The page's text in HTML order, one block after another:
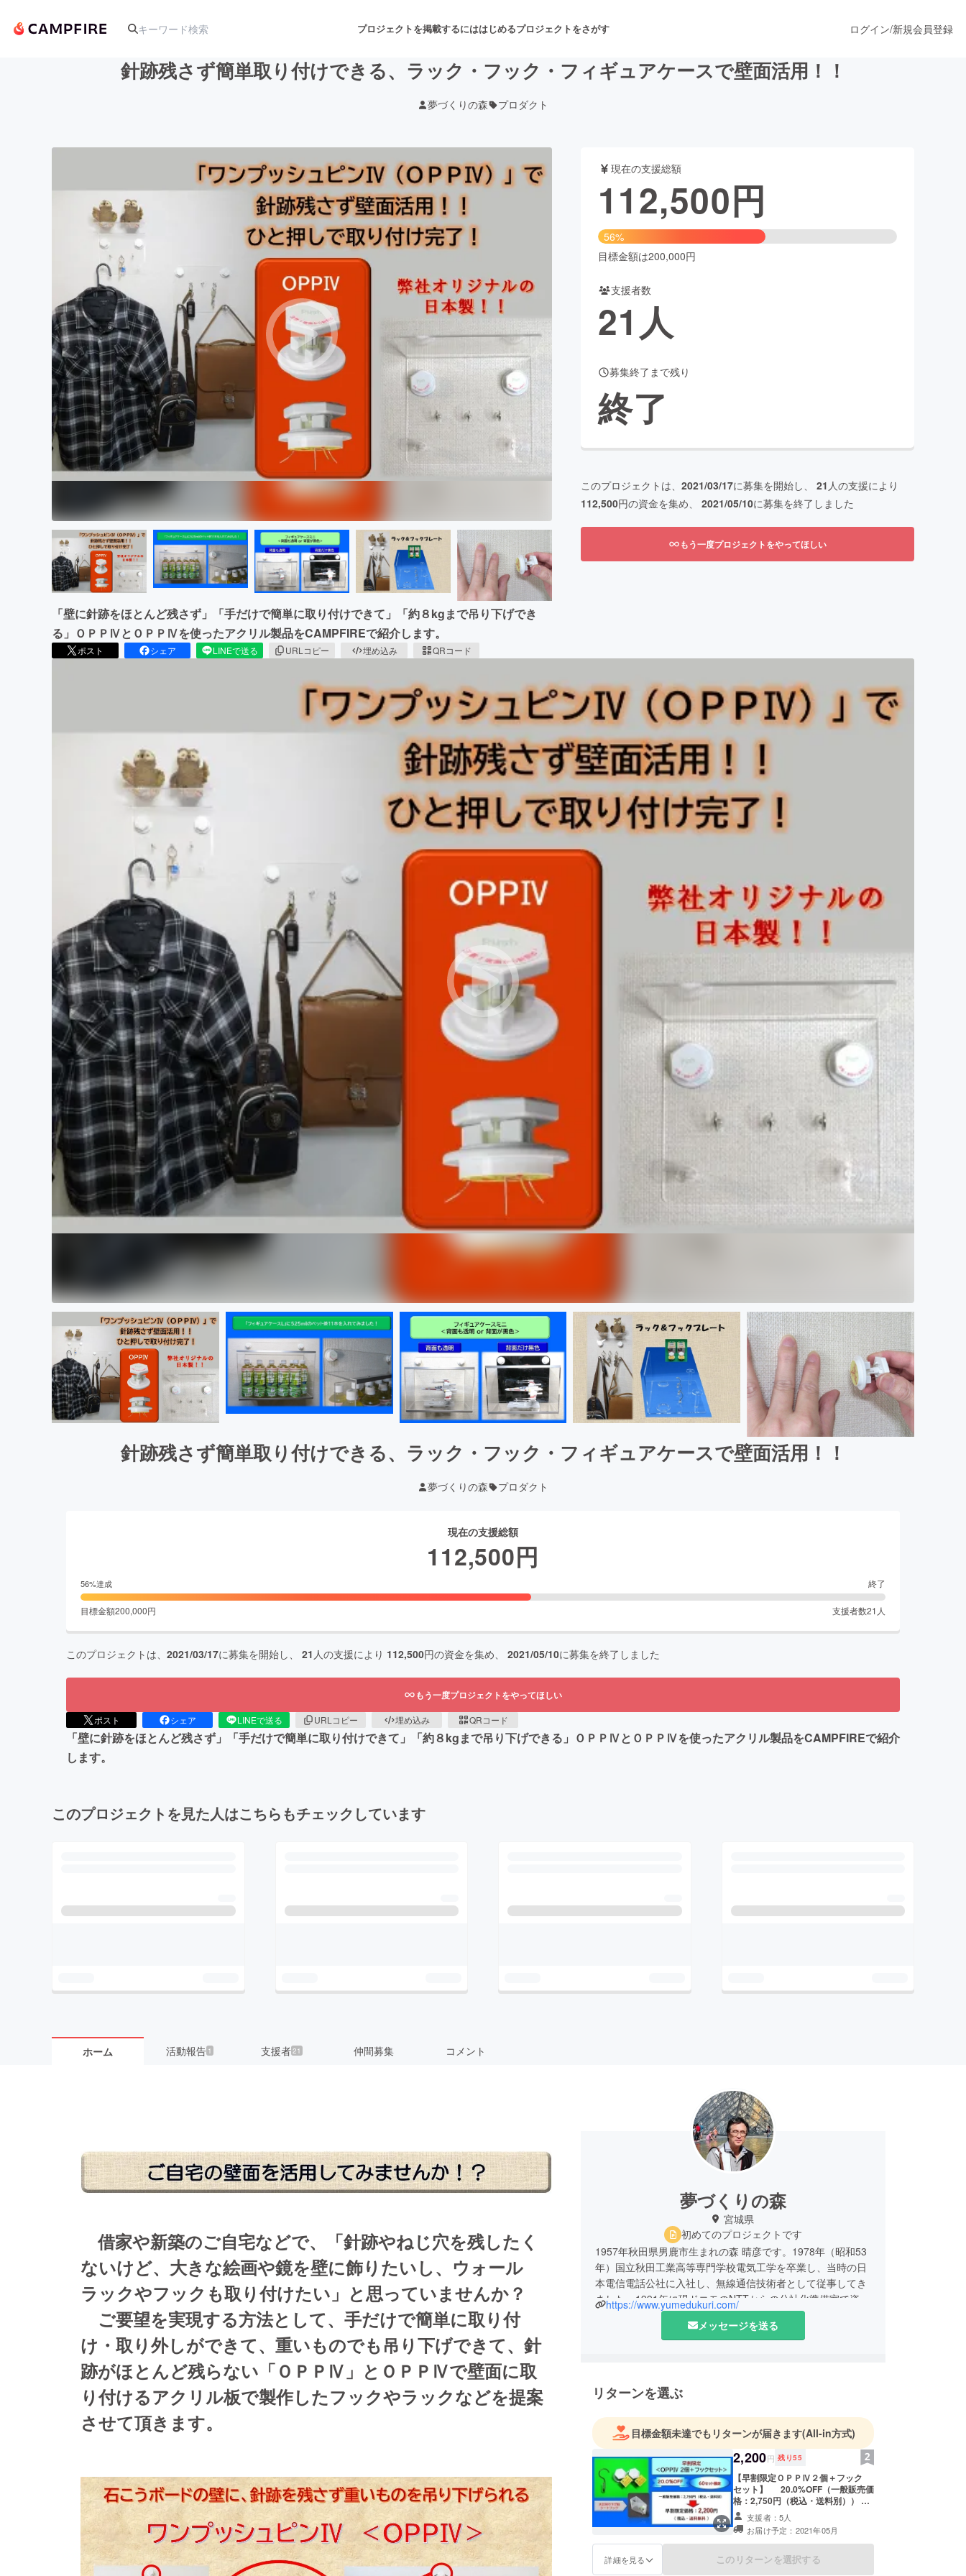
プロジェクトを掲載するにははじめるプロジェクトをさがす
アート・写真 音楽 舞台・パフォーマンス
テクノロジー・ガジェット ゲーム・サービス開発 ファッション
書籍・雑誌出版
ビジネス・起業 チャレンジ ビューティー・ヘルスケア
まちづくり・地域活性化
CAMPFIRE for Social GoodCAMPFIRE Creation
CAMPFIREふるさと納税
machi-ya コミュニティ
ログイン/新規会員登録
針跡残さず簡単取り付けできる、ラック・フック・フィギュアケースで壁面活用！！
夢づくりの森 プロダクト
「壁に針跡をほとんど残さず」「手だけで簡単に取り付けできて」「約８kgまで吊り下げでき
る」ＯＰＰⅣとＯＰＰⅣを使ったアクリル製品をCAMPFIREで紹介します。
ポスト シェア LINEで送る URLコピー 埋め込み QRコード
現在の支援総額
112,500円
56%
目標金額は200,000円
支援者数
21 人
募集終了まで残り
終了
このプロジェクトは、 2021/03/17に募集を開始し、 21 人の支援により
112,500円の資金を集め、 2021/05/10に募集を終了しました
もう一度プロジェクトをやってほしい
針跡残さず簡単取り付けできる、ラック・フック・フィギュアケースで壁面活用！！
夢づくりの森 プロダクト
現在の支援総額
112,500円
56%達成 終了
目標金額200,000円 支援者数21 人
このプロジェクトは、 2021/03/17に募集を開始し、 21 人の支援により 112,500円の資金を集め、 2021/05/10に募集を終了しました
もう一度プロジェクトをやってほしい
ポスト シェア LINEで送る URLコピー 埋め込み QRコード
「壁に針跡をほとんど残さず」「手だけで簡単に取り付けできて」「約８kgまで吊り下げできる」ＯＰＰⅣとＯＰＰⅣを使ったアクリル製品をCAMPFIREで紹介
します。
このプロジェクトを見た人はこちらもチェックしています
ホーム 活動報告 1 支援者21 仲間募集 コメント
借家や新築のご自宅などで、「針跡やねじ穴を残したく
ないけど、大きな絵画や鏡を壁に飾りたいし、ウォール
ラックやフックも取り付けたい」と思っていませんか？
ご要望を実現する方法として、手だけで簡単に取り付
け・取り外しができて、重いものでも吊り下げできて、針
跡がほとんど残らない「ＯＰＰⅣ」とＯＰＰⅣで壁面に取
り付けるアクリル板で製作したフックやラックなどを提案
させて頂きます。
夢づくりの森
宮城県
初めてのプロジェクトです
1957年秋田県男鹿市生まれの森 晴彦です。1978年（昭和53
年）国立秋田工業高等専門学校電気工学を卒業し、当時の日
本電信電話公社に入社し、無線通信技術者として従事してき
ました。1991年に現ドコモのNTTからの分社化準備室で資材
調達業務の立ち上げに従事し、2003年に（株）NTTドコモ東
北のＭＭビジネス部長でﾓﾊﾞｲﾙｿﾘｭｰｼｮﾝ業務を推進し、2013年
戦苦闘しており、新商品開発に力を入れています。
https://www.yumedukuri.com/
メッセージを送る
リターンを選ぶ
目標金額未達でもリターンが届きます(All-in方式)
2,200円 残り55
【早割限定ＯＰＰⅣ２個＋フック
セット】 20.0%OFF（一般販売価
格：2,750円（税込・送料別）） ＜
60セット限定：2,200円（税込・送
料無料）＞ ６０セット限定の「ワン
プッシュピンⅣ２個」と壁面用
「フック」と天井用「シートフッ
ク」のセットです。 基本は、フッ
支援者：5人
お届け予定：2021年05月
詳細を見る このリターンを選択する